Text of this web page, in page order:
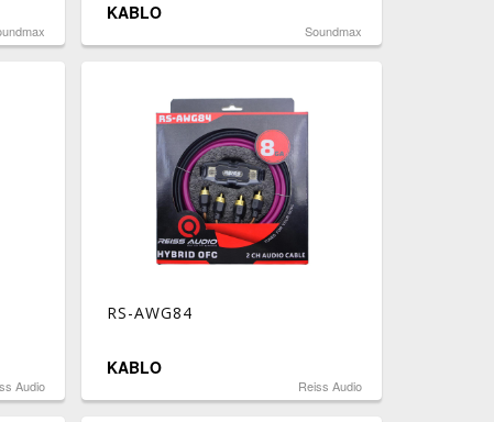
KABLO
Soundmax
Audio
RS-AWG84
KABLO
Reiss Audio